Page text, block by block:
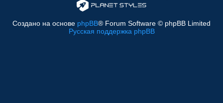
Создано на основе phpBB® Forum Software © phpBB Limited
Русская поддержка phpBB